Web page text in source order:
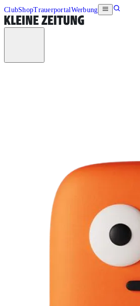
ClubShopTrauerportalWerbung